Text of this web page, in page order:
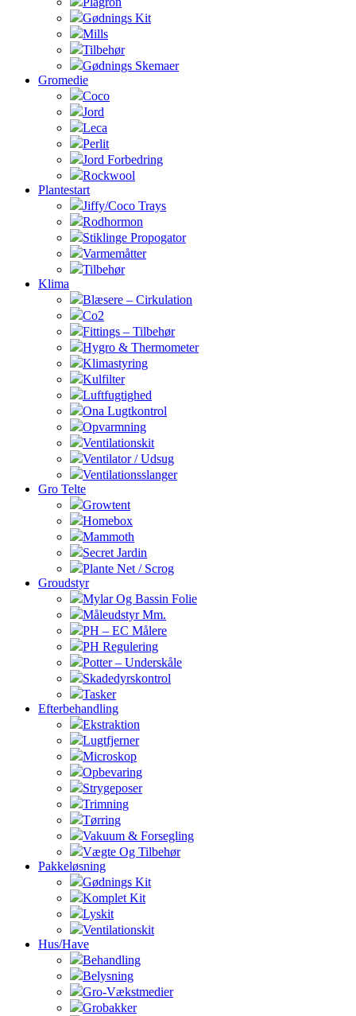
Gødnings Kit
Mills
Tilbehør
Gødnings Skemaer
Gromedie
Coco
Jord
Leca
Perlit
Jord Forbedring
Rockwool
Plantestart
Jiffy/Coco Trays
Rodhormon
Stiklinge Propogator
Varmemåtter
Tilbehør
Klima
Blæsere – Cirkulation
Co2
Fittings – Tilbehør
Hygro & Thermometer
Klimastyring
Kulfilter
Luftfugtighed
Ona Lugtkontrol
Opvarmning
Ventilationskit
Ventilator / Udsug
Ventilationsslanger
Gro Telte
Growtent
Homebox
Mammoth
Secret Jardin
Plante Net / Scrog
Groudstyr
Mylar Og Bassin Folie
Måleudstyr Mm.
PH – EC Målere
PH Regulering
Potter – Underskåle
Skadedyrskontrol
Tasker
Efterbehandling
Ekstraktion
Lugtfjerner
Microskop
Opbevaring
Strygeposer
Trimning
Tørring
Vakuum & Forsegling
Vægte Og Tilbehør
Pakkeløsning
Gødnings Kit
Komplet Kit
Lyskit
Ventilationskit
Hus/Have
Behandling
Belysning
Gro-Vækstmedier
Grobakker